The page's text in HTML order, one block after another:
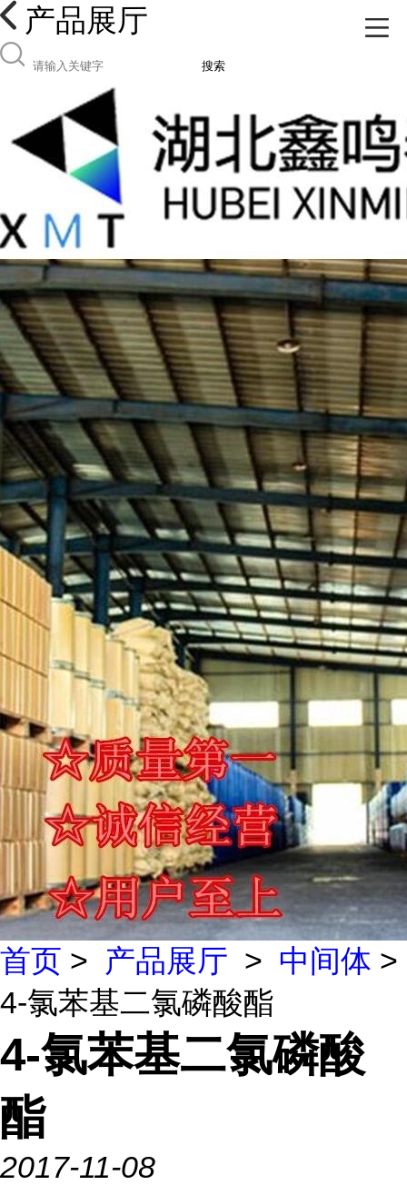
产品展厅
搜索
首页 > 产品展厅 > 中间体 >
4-氯苯基二氯磷酸酯
4-氯苯基二氯磷酸
酯
2017-11-08